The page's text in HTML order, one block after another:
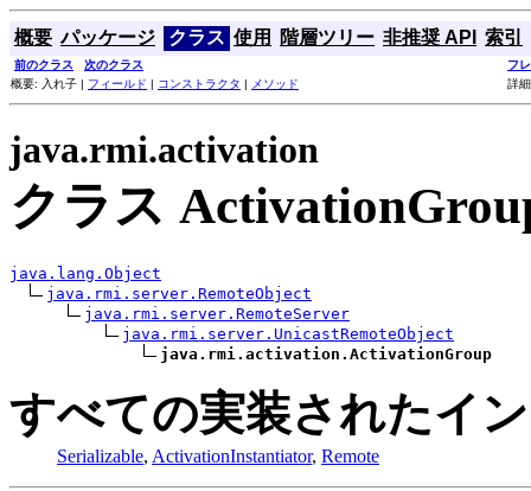
概要 パッケージ クラス 使用 階層ツリー 非推奨 API 索引
前のクラス 次のクラス
フ
概要: 入れ子 | フィールド | コンストラクタ | メソッド 詳
java.rmi.activation
クラス
java.lang.Object
java.rmi.server.RemoteObject
java.rmi.server.RemoteServer
java.rmi.server.UnicastRemoteObject
java.rmi.activation.ActivationGroup
すべての実装されたイ
Serializable, ActivationInstantiator, Remote